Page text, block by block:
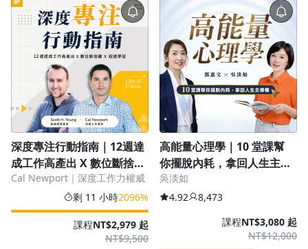
烘焙料理
健康健身
生活品味
職場技能
行銷
深度專注行動指南｜12週達
成工作高產出 X 數位斷捨離
Ｘ超速學習
Cal Newport｜深度工作力權威
剩 11 小時2096%
課程
NT$9,500
NT$2,979 起
高能量心理學｜10 堂課幫
你擺脫內耗，拿回人生主導
權
吳淡如
4.92
8,473
課程
NT$12,000
NT$3,080 起
0.75x